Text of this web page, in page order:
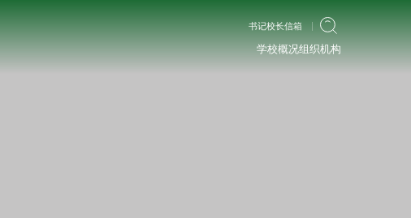
书记校长信箱
学校概况组织机构